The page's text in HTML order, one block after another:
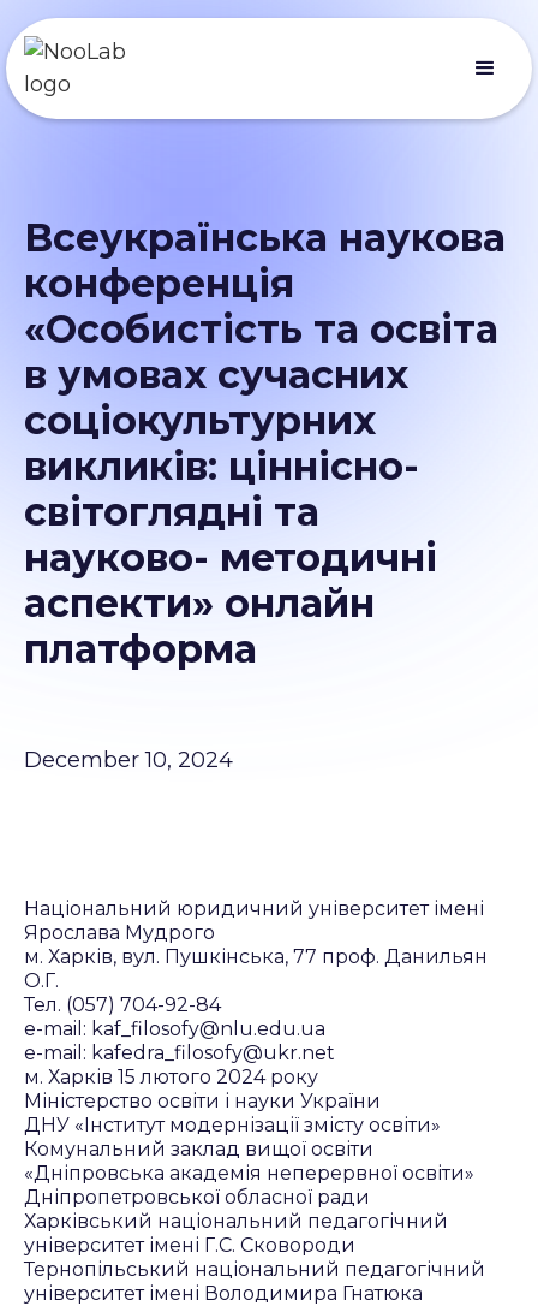
Всеукраїнська наукова
конференція
«Особистість та освіта
в умовах сучасних
соціокультурних
викликів: ціннісно-
світоглядні та
науково- методичні
аспекти» онлайн
платформа
December 10, 2024
Національний юридичний університет імені
Ярослава Мудрого
м. Харків, вул. Пушкінська, 77 проф. Данильян
О.Г.
Тел. (057) 704-92-84
e-mail: kaf_filosofy@nlu.edu.ua
e-mail: kafedra_filosofy@ukr.net
м. Харків 15 лютого 2024 року
Міністерство освіти і науки України
ДНУ «Інститут модернізації змісту освіти»
Комунальний заклад вищої освіти
«Дніпровська академія неперервної освіти»
Дніпропетровської обласної ради
Харківський національний педагогічний
університет імені Г.С. Сковороди
Тернопільський національний педагогічний
університет імені Володимира Гнатюка